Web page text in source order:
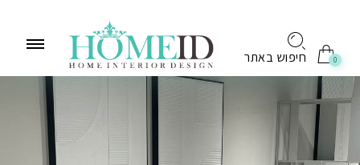
חיפוש באתר 0